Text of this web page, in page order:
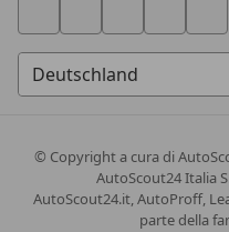
© Copyrighta cura di
AutoScout24 Italia
AutoScout24.it, AutoProff,
parte della